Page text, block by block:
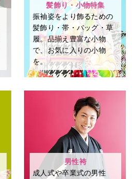
髪飾り・小物特集
振袖姿をより飾るための
髪飾り・帯・バッグ・草
履。品揃え豊富な小物
で、お気に入りの小物
を。
男性袴
成⼈式や卒業式の男性